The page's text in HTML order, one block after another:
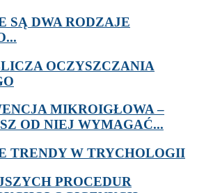
SĄ DWA RODZAJE
OCZYSZCZANIA
MIKROIGŁOWA –
OD NIEJ WYMAGAĆ...
TRENDY W TRYCHOLOGII
PROCEDUR